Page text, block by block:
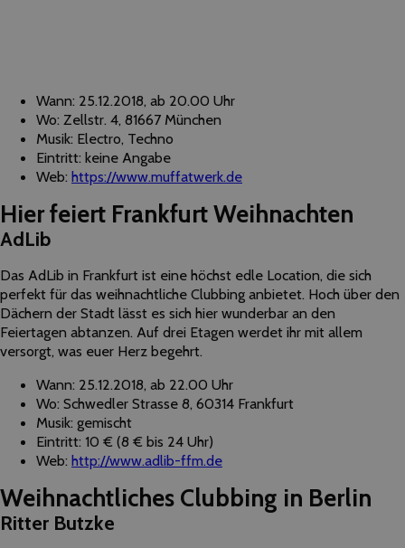
Wann: 25.12.2018, ab 20.00 Uhr
Wo: Zellstr. 4, 81667 München
Musik: Electro, Techno
Eintritt: keine Angabe
Web: https://www.muffatwerk.de
Hier feiert Frankfurt Weihnachten
AdLib
Das AdLib in Frankfurt ist eine höchst edle Location, die sich
perfekt für das weihnachtliche Clubbing anbietet. Hoch über den
Dächern der Stadt lässt es sich hier wunderbar an den
Feiertagen abtanzen. Auf drei Etagen werdet ihr mit allem
versorgt, was euer Herz begehrt.
Wann: 25.12.2018, ab 22.00 Uhr
Wo: Schwedler Strasse 8, 60314 Frankfurt
Musik: gemischt
Eintritt: 10 € (8 € bis 24 Uhr)
Web: http://www.adlib-ffm.de
Weihnachtliches Clubbing in Berlin
Ritter Butzke